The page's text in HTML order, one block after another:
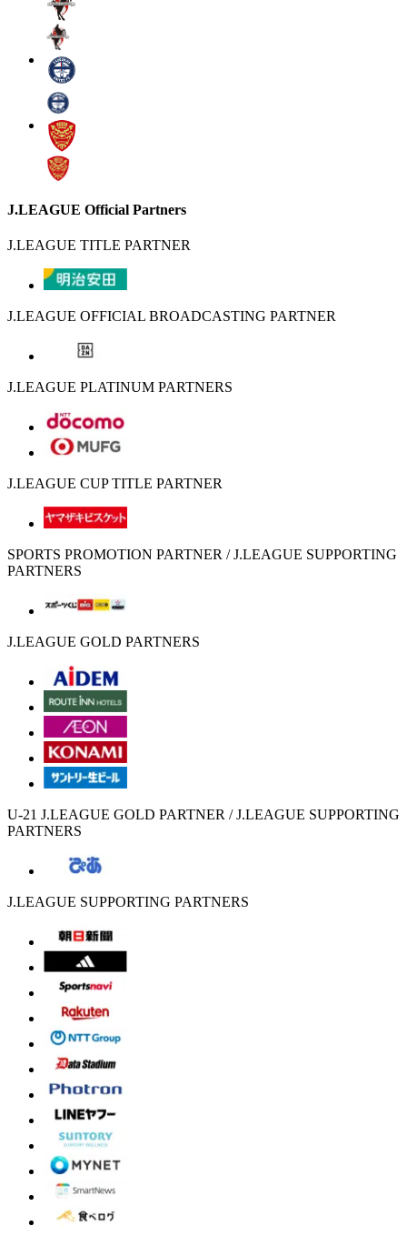
J.LEAGUE Official Partners
J.LEAGUE TITLE PARTNER
J.LEAGUE OFFICIAL BROADCASTING PARTNER
J.LEAGUE PLATINUM PARTNERS
J.LEAGUE CUP TITLE PARTNER
SPORTS PROMOTION PARTNER / J.LEAGUE SUPPORTING
PARTNERS
J.LEAGUE GOLD PARTNERS
U-21 J.LEAGUE GOLD PARTNER / J.LEAGUE SUPPORTING
PARTNERS
J.LEAGUE SUPPORTING PARTNERS